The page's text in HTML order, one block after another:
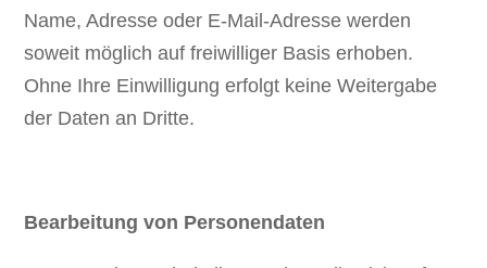
Name, Adresse oder E-Mail-Adresse werden
soweit möglich auf freiwilliger Basis erhoben.
Ohne Ihre Einwilligung erfolgt keine Weitergabe
der Daten an Dritte.
Bearbeitung von Personendaten